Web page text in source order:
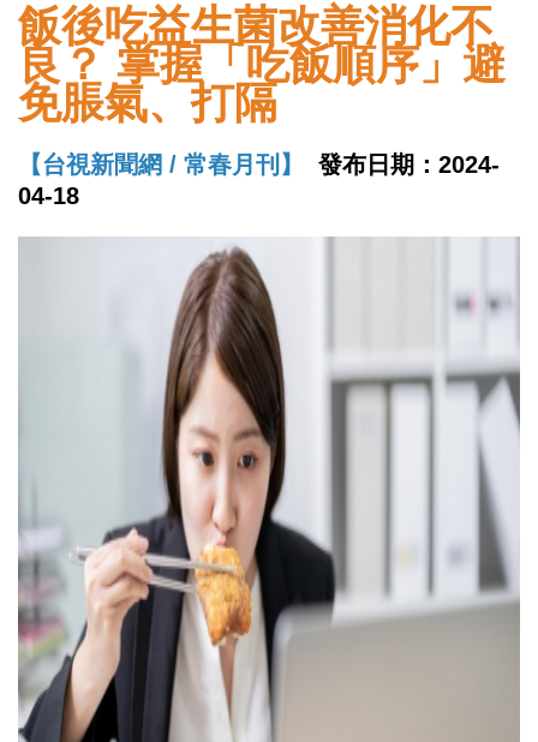
飯後吃益生菌改善消化不
良？ 掌握「吃飯順序」避
免脹氣、打隔
【台視新聞網 / 常春月刊】
發布日期：2024-
04-18